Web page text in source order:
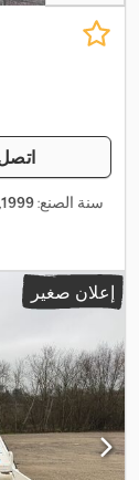
, سنة الصنع:1999
إعلان صغير